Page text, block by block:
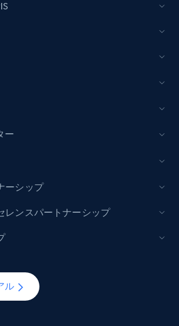
ー
ル
ーシップ
レンスパートナーシップ